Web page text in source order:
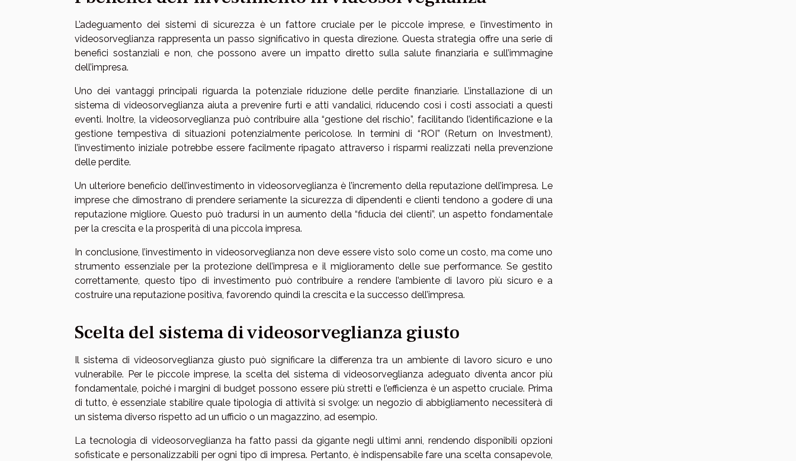
L’adeguamento dei sistemi di sicurezza è un fattore cruciale per le piccole imprese, e l’investimento in
videosorveglianza rappresenta un passo significativo in questa direzione. Questa strategia offre una serie di
benefici sostanziali e non, che possono avere un impatto diretto sulla salute finanziaria e sull’immagine
dell’impresa.
Uno dei vantaggi principali riguarda la potenziale riduzione delle perdite finanziarie. L’installazione di un
sistema di videosorveglianza aiuta a prevenire furti e atti vandalici, riducendo così i costi associati a questi
eventi. Inoltre, la videosorveglianza può contribuire alla “gestione del rischio”, facilitando l’identificazione e la
gestione tempestiva di situazioni potenzialmente pericolose. In termini di “ROI” (Return on Investment),
l’investimento iniziale potrebbe essere facilmente ripagato attraverso i risparmi realizzati nella prevenzione
delle perdite.
Un ulteriore beneficio dell’investimento in videosorveglianza è l’incremento della reputazione dell’impresa. Le
imprese che dimostrano di prendere seriamente la sicurezza di dipendenti e clienti tendono a godere di una
reputazione migliore. Questo può tradursi in un aumento della “fiducia dei clienti”, un aspetto fondamentale
per la crescita e la prosperità di una piccola impresa.
In conclusione, l’investimento in videosorveglianza non deve essere visto solo come un costo, ma come uno
strumento essenziale per la protezione dell’impresa e il miglioramento delle sue performance. Se gestito
correttamente, questo tipo di investimento può contribuire a rendere l’ambiente di lavoro più sicuro e a
costruire una reputazione positiva, favorendo quindi la crescita e la successo dell’impresa.
Scelta del sistema di videosorveglianza giusto
Il sistema di videosorveglianza giusto può significare la differenza tra un ambiente di lavoro sicuro e uno
vulnerabile. Per le piccole imprese, la scelta del sistema di videosorveglianza adeguato diventa ancor più
fondamentale, poiché i margini di budget possono essere più stretti e l’efficienza è un aspetto cruciale. Prima
di tutto, è essenziale stabilire quale tipologia di attività si svolge: un negozio di abbigliamento necessiterà di
un sistema diverso rispetto ad un ufficio o un magazzino, ad esempio.
La tecnologia di videosorveglianza ha fatto passi da gigante negli ultimi anni, rendendo disponibili opzioni
sofisticate e personalizzabili per ogni tipo di impresa. Pertanto, è indispensabile fare una scelta consapevole,